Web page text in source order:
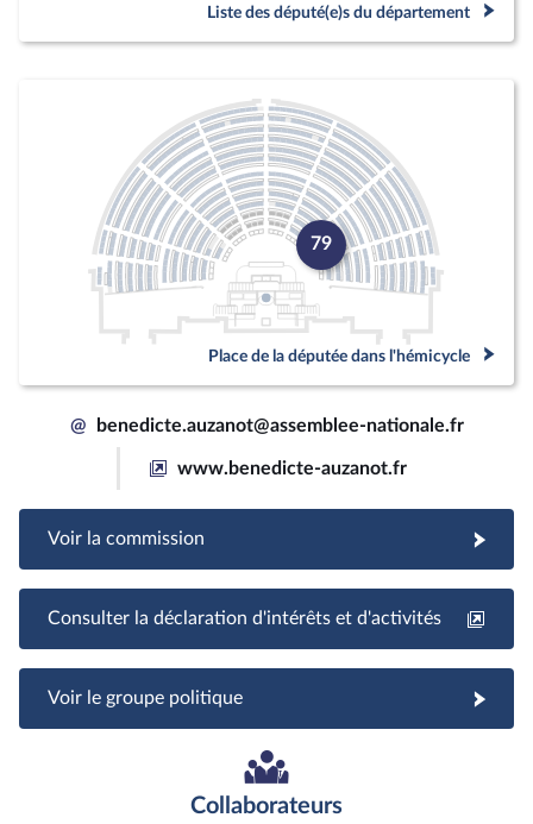
Liste des député(e)s du département
79
Place de la députée dans l'hémicycle
@ benedicte.auzanot@assemblee-nationale.fr
www.benedicte-auzanot.fr
Voir la commission
Consulter la déclaration d'intérêts et d'activités
Voir le groupe politique
Collaborateurs